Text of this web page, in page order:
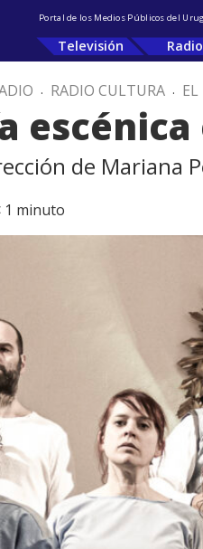
Portal de los Medios Públicos del
Televisión Radio
. RADIO CULTURA .
de Mariana
1 minuto